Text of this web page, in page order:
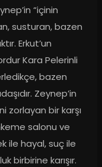
“içinin
susturan, bazen
Erkut’un
Kara Pelerinli
bazen
Zeynep’in
zorlayan bir karşı
salonu ve
ile hayal, suç ile
birbirine karışır.